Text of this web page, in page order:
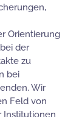
Orientierung
der
zu
bei
Wir
Feld von
Institutionen